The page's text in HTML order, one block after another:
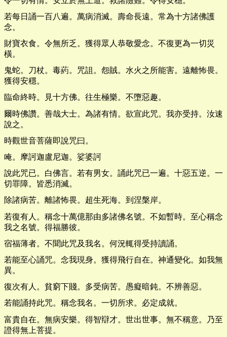
若每日誦一百八遍。萬病消滅。壽命長遠。常為十方諸佛護
念。
財寶衣食。令無所乏。獲得眾人恭敬愛念。不復更為一切災
橫。
鬼蛇。刀杖。毒葯。咒詛。怨賊。水火之所能害。遠離怖畏。
獲得安穩。
臨命終時。見十方佛。往生極樂。不墮惡趣。
爾時佛讚。善哉大士。為諸有情。欲宣此咒。我亦受持。汝速
說之。
時觀世音菩薩即說咒曰。
唵。摩訶迦盧尼迦。娑婆訶
說此咒已。白佛言。若有男女。誦此咒已一遍。十惡五逆。一
切罪障。皆悉消滅。
除諸病苦。離諸怖畏。超生死海。到涅槃岸。
若復有人。稱念十萬億那由多諸佛名號。不如暫時。至心稱念
我之名號。得福勝彼。
宿福薄者。不聞此咒及我名。何況輒得受持讀誦。
若能至心誦咒。念我現身。獲得飛行自在。神通變化。如我無
異。
復次有人。貧窮下賤。多受病苦。愚癡暗鈍。不辨善惡。
若能誦持此咒。稱念我名。一切所求。必定成就。
富貴自在。無病安樂。得智辯才。世出世事。無不稱意。乃至
證得無上菩提。